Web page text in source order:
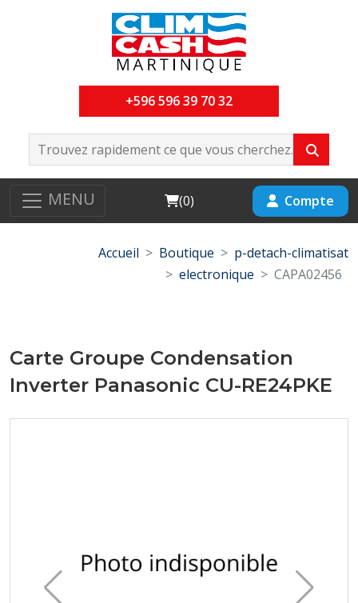
+596 596 39 70 32
MENU Cart
(0) Compte
Accueil Boutique
p-detach-climatisat
electronique
CAPA02456
Carte Groupe Condensation
Inverter Panasonic CU-RE24PKE